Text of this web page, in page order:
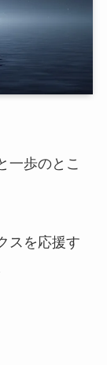
一歩のとこ
スを応援す